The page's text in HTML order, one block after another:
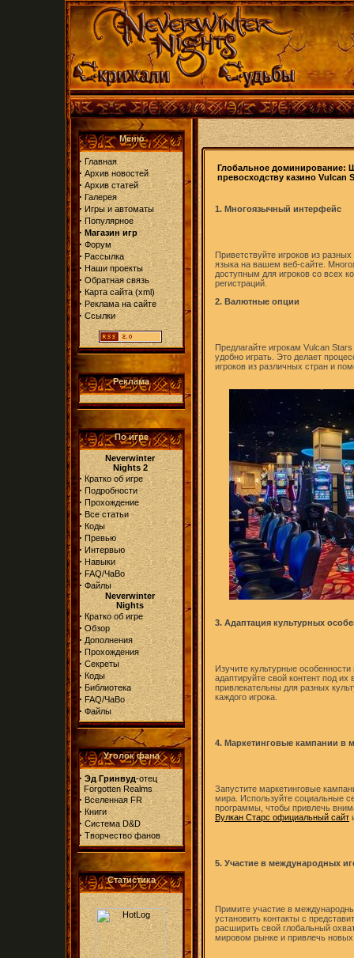
Меню
· Главная
· Архив новостей
· Архив статей
· Галерея
· Игры и автоматы
· Популярное
· Магазин игр
· Форум
· Рассылка
· Наши проекты
· Обратная связь
· Карта сайта(xml)
· Реклама на сайте
· Ссылки
Реклама
По игре
Neverwinter
Nights 2
· Кратко об игре
· Подробности
· Прохождение
· Все статьи
· Коды
· Превью
· Интервью
· Навыки
· FAQ/ЧаВо
· Файлы
Neverwinter
Nights
· Кратко об игре
· Обзор
· Дополнения
· Прохождения
· Секреты
· Коды
· Библиотека
· FAQ/ЧаВо
· Файлы
Уголок фана
· Эд Гринвуд-отец
Forgotten Realms
· Вселенная FR
· Книги
· Система D&D
· Творчество фанов
Статистика
Глобальное доминирование:
превосходству казино Vulcan
1. Многоязычный интерфейс
Приветствуйте игроков из
языка на вашем веб-сайте.
доступным для игроков со всех
регистраций.
2. Валютные опции
Предлагайте игрокам Vulcan
удобно играть. Это делает
игроков из различных стран и
3. Адаптация культурных
Изучите культурные
адаптируйте свой контент под
привлекательны для разных
каждого игрока.
4. Маркетинговые кампании в
Запустите маркетинговые
мира. Используйте социальные
программы, чтобы привлечь
Вулкан Старс официальный сайт
5. Участие в международных
Примите участие в
установить контакты с
расширить свой глобальный
мировом рынке и привлечь новых